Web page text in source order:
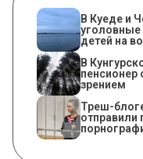
В Куеде и
уголовные
детей на
В
пенсионер
зрением
Треш-
отправили